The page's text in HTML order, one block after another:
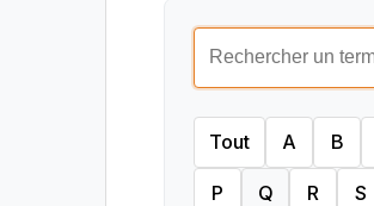
Tout A B
P Q R S